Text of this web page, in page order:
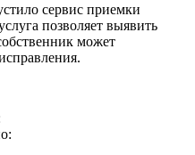
сервис приемки
позволяет выявить
может